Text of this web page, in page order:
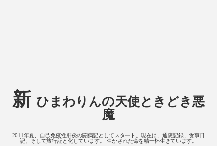
新 ひまわりんの天使ときどき悪
魔
2011年夏、自己免疫性肝炎の闘病記としてスタート。現在は、通院記録、食事日
記、そして旅行記と化しています。 生かされた命を精一杯生きています。